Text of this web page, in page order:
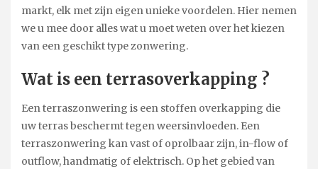
markt, elk met zijn eigen unieke voordelen. Hier nemen
we u mee door alles wat u moet weten over het kiezen
van een geschikt type zonwering.
Wat is een terrasoverkapping ?
Een terraszonwering is een stoffen overkapping die
uw terras beschermt tegen weersinvloeden. Een
terraszonwering kan vast of oprolbaar zijn, in-flow of
outflow, handmatig of elektrisch. Op het gebied van